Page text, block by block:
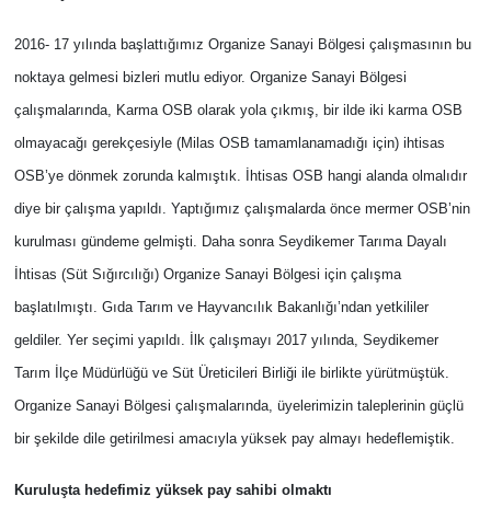
2016- 17 yılında başlattığımız Organize Sanayi Bölgesi çalışmasının bu
noktaya gelmesi bizleri mutlu ediyor. Organize Sanayi Bölgesi
çalışmalarında, Karma OSB olarak yola çıkmış, bir ilde iki karma OSB
olmayacağı gerekçesiyle (Milas OSB tamamlanamadığı için) ihtisas
OSB’ye dönmek zorunda kalmıştık. İhtisas OSB hangi alanda olmalıdır
diye bir çalışma yapıldı. Yaptığımız çalışmalarda önce mermer OSB’nin
kurulması gündeme gelmişti. Daha sonra Seydikemer Tarıma Dayalı
İhtisas (Süt Sığırcılığı) Organize Sanayi Bölgesi için çalışma
başlatılmıştı. Gıda Tarım ve Hayvancılık Bakanlığı’ndan yetkililer
geldiler. Yer seçimi yapıldı. İlk çalışmayı 2017 yılında, Seydikemer
Tarım İlçe Müdürlüğü ve Süt Üreticileri Birliği ile birlikte yürütmüştük.
Organize Sanayi Bölgesi çalışmalarında, üyelerimizin taleplerinin güçlü
bir şekilde dile getirilmesi amacıyla yüksek pay almayı hedeflemiştik.
Kuruluşta hedefimiz yüksek pay sahibi olmaktı